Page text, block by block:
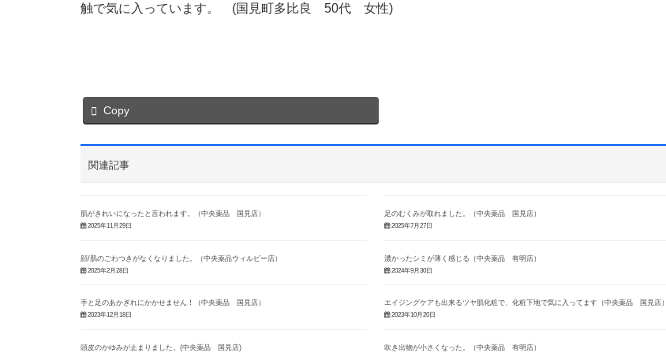
触で気に入っています。 (国見町多比良 50代 女性)
Copy
関連記事
肌がきれいになったと言われます。（中央薬品 国見店）
2025年11月29日
足のむくみが取れました。（中央薬品 国見店）
2025年7月27日
顔/肌のごわつきがなくなりました。（中央薬品ウィルビー店）
2025年2月28日
濃かったシミが薄く感じる（中央薬品 有明店）
2024年9月30日
手と足のあかぎれにかかせません！（中央薬品 国見店）
2023年12月18日
エイジングケアも出来るツヤ肌化粧で、化粧下地で気に入ってます（中央薬品 国見店）
2023年10月20日
頭皮のかゆみが止まりました。(中央薬品 国見店) 吹き出物が小さくなった。（中央薬品 有明店）